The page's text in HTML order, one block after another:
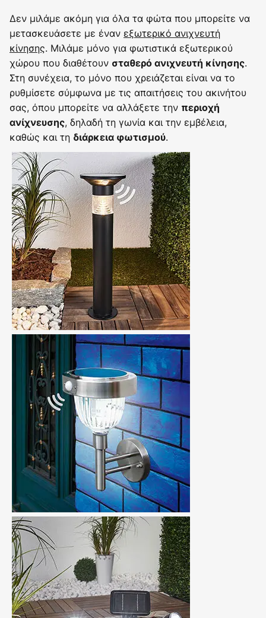
Δεν μιλάμε ακόμη για όλα τα φώτα που μπορείτε να
μετασκευάσετε με έναν εξωτερικό ανιχνευτή
κίνησης. Μιλάμε μόνο για φωτιστικά εξωτερικού
χώρου που διαθέτουν σταθερό ανιχνευτή κίνησης.
Στη συνέχεια, το μόνο που χρειάζεται είναι να το
ρυθμίσετε σύμφωνα με τις απαιτήσεις του ακινήτου
σας, όπου μπορείτε να αλλάξετε την περιοχή
ανίχνευσης, δηλαδή τη γωνία και την εμβέλεια,
καθώς και τη διάρκεια φωτισμού.